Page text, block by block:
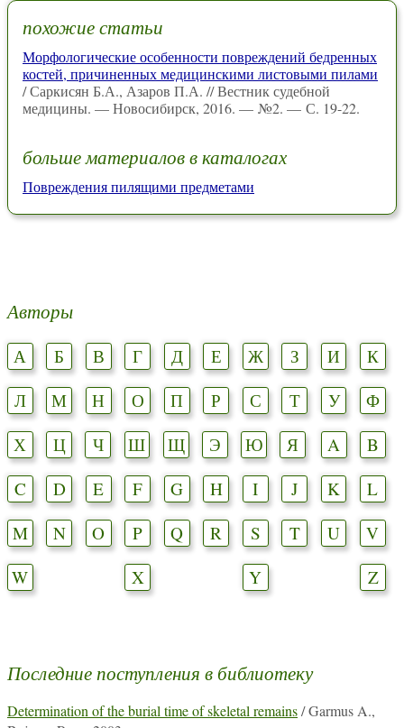
похожие статьи
Морфологические особенности повреждений бедренных
костей, причиненных медицинскими листовыми пилами
/ Саркисян Б.А., Азаров П.А. // Вестник судебной
медицины. — Новосибирск, 2016. — №2. — С. 19-22.
больше материалов в каталогах
Повреждения пилящими предметами
Авторы
А Б В Г Д Е Ж З И
К
Л
М Н О П Р С Т У
Ф
Х
Ц Ч Ш Щ Э Ю Я A
B
C
D E F G H I J K
L
M
N O P Q R S T U
V
W
X Y Z
Последние поступления в библиотеку
Determination of the burial time of skeletal remains/ Garmus A.,